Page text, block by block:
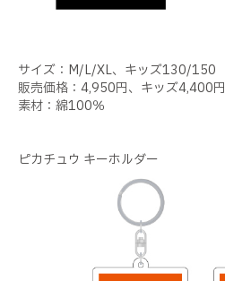
サイズ：M/L/XL、キッズ130/150
販売価格：4,950円、キッズ4,400円
素材：綿100％
ピカチュウ キーホルダー